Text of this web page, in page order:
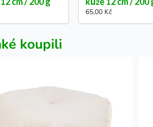
65,00 Kč
koupili